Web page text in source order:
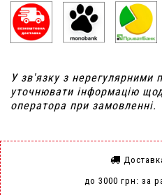
У зв'язку з нерегулярними
уточнювати інформацію
оператора при замовленні.
до 3000 грн: за